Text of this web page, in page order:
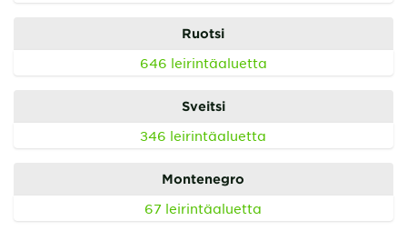
Ruotsi
646 leirintäaluetta
Sveitsi
346 leirintäaluetta
Montenegro
67 leirintäaluetta